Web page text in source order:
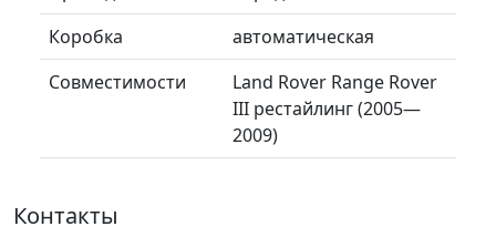
Коробка
автоматическая
Совместимости
Land Rover Range Rover
III рестайлинг (2005—
2009)
Контакты